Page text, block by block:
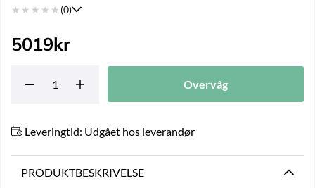
★ ★ ★ ★ ★ (0)
5019kr
Overvåg
Leveringtid: Udgået hos leverandør
PRODUKTBESKRIVELSE